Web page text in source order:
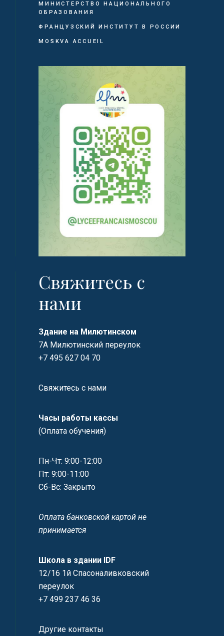
МИНИСТЕРСТВО НАЦИОНАЛЬНОГО
ОБРАЗОВАНИЯ
ФРАНЦУЗСКИЙ ИНСТИТУТ В РОССИИ
MOSKVA ACCUEIL
Свяжитесь с
нами
Здание на Милютинском
7А Милютинский переулок
+7 495 627 04 70
Свяжитесь с нами
Часы работы кассы
(Оплата обучения)
Пн-Чт: 9:00-12:00
Пт: 9:00-11:00
Сб-Вс: Закрыто
Оплата банковской картой не
принимается
Школа в здании IDF
12/16 1й Спасоналивковский
переулок
+7 499 237 46 36
Другие контакты